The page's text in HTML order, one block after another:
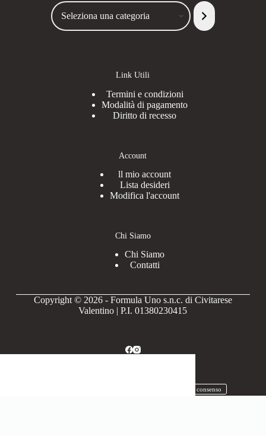
Seleziona
una
categoria
Link Utili
Termini e condizioni
Modalità di pagamento
Diritto di recesso
Account
ll mio account
Lista desideri
Modifica l'account
Chi Siamo
Chi Siamo
Contatti
Copyright © 2026 - Formula Uno s.n.c. di Civitarese
Valentino | P.I. 01380230415
Revoca il consenso